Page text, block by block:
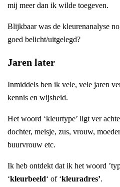
mij meer dan ik wilde toegeven.
Blijkbaar was de kleurenanalyse
goed belicht/uitgelegd?
Jaren later
Inmiddels ben ik vele, vele jaren
kennis en wijsheid.
Het woord ‘kleurtype’ ligt ver
dochter, meisje, zus, vrouw,
buurvrouw etc.
Ik heb ontdekt dat ik het woord
‘kleurbeeld‘ of ‘kleuradres’.